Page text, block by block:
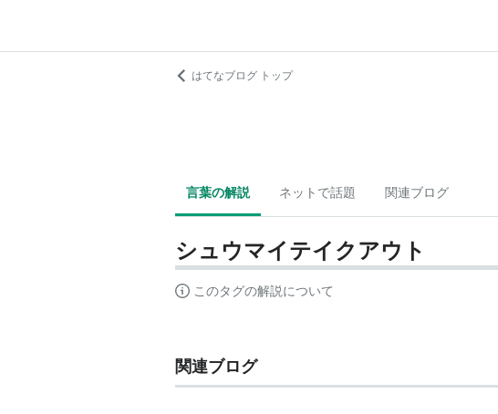
はてなブログ トップ
言葉の解説 ネットで話題 関連ブログ
シュウマイテイクアウト
このタグの解説について
関連ブログ